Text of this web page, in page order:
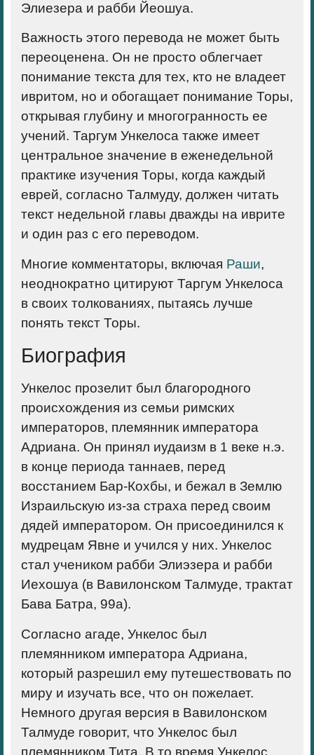
Элиезера и рабби Йеошуа.
Важность этого перевода не может быть
переоценена. Он не просто облегчает
понимание текста для тех, кто не владеет
ивритом, но и обогащает понимание Торы,
открывая глубину и многогранность ее
учений. Таргум Ункелоса также имеет
центральное значение в еженедельной
практике изучения Торы, когда каждый
еврей, согласно Талмуду, должен читать
текст недельной главы дважды на иврите
и один раз с его переводом.
Многие комментаторы, включая Раши,
неоднократно цитируют Таргум Ункелоса
в своих толкованиях, пытаясь лучше
понять текст Торы.
Биография
Ункелос прозелит был благородного
происхождения из семьи римских
императоров, племянник императора
Адриана. Он принял иудаизм в 1 веке н.э.
в конце периода таннаев, перед
восстанием Бар-Кохбы, и бежал в Землю
Израильскую из-за страха перед своим
дядей императором. Он присоединился к
мудрецам Явне и учился у них. Ункелос
стал учеником рабби Элиэзера и рабби
Иехошуа (в Вавилонском Талмуде, трактат
Бава Батра, 99а).
Согласно агаде, Ункелос был
племянником императора Адриана,
который разрешил ему путешествовать по
миру и изучать все, что он пожелает.
Немного другая версия в Вавилонском
Талмуде говорит, что Ункелос был
племянником Тита. В то время Ункелос